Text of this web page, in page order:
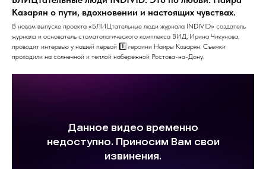
Казарян о пути, вдохновении и настоящих чувствах.
В новом выпуске проекта «БЛИЦтательные люди журнала INDIVID» создатель
журнала и основатель стоматологического комплекса ВИД, Ирина Чикунова,
проводит интервью у нашей первой 1️⃣ героини Наиры Казарян. Съемки
проходили на солнечной и теплой набережной Ростова-на-Дону.